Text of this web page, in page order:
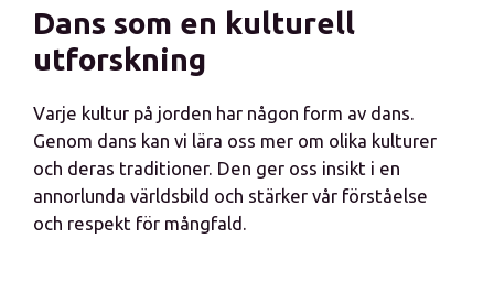
Dans som en kulturell
utforskning
Varje kultur på jorden har någon form av dans.
Genom dans kan vi lära oss mer om olika kulturer
och deras traditioner. Den ger oss insikt i en
annorlunda världsbild och stärker vår förståelse
och respekt för mångfald.